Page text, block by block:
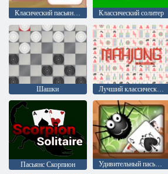
Классический солитер
Шашки Лучший классический маджонг
Пасьянс Скорпион Удивительный пасьянс паука